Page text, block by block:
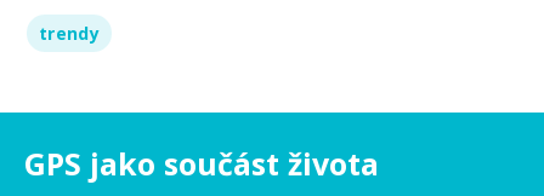
trendy
GPS jako součást života